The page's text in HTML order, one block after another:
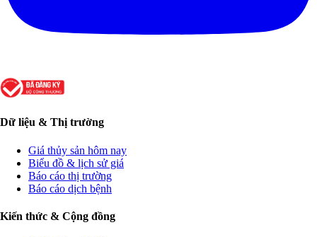
Dữ liệu & Thị trường
Giá thủy sản hôm nay
Biểu đồ & lịch sử giá
Báo cáo thị trường
Báo cáo dịch bệnh
Kiến thức & Cộng đồng